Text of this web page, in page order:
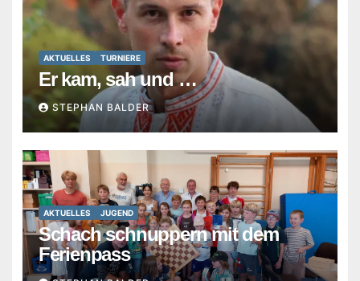
AKTUELLES TURNIERE
Er kam, sah und …
STEPHAN BALDER
AKTUELLES JUGEND
Schach schnuppern mit dem
Ferienpass